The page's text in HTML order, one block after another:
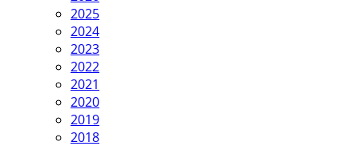
2025
2024
2023
2022
2021
2020
2019
2018